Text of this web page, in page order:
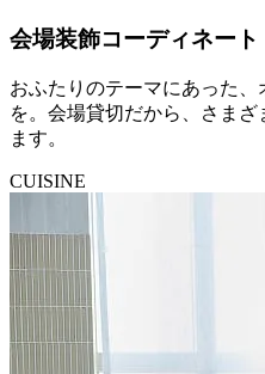
会場装飾コーディネート
おふたりのテーマにあった
を。会場貸切だから、さま
ます。
CUISINE